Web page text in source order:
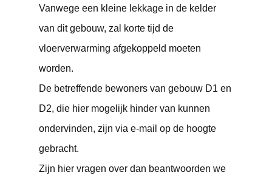
Vanwege een kleine lekkage in de kelder
van dit gebouw, zal korte tijd de
vloerverwarming afgekoppeld moeten
worden.
De betreffende bewoners van gebouw D1 en
D2, die hier mogelijk hinder van kunnen
ondervinden, zijn via e-mail op de hoogte
gebracht.
Zijn hier vragen over dan beantwoorden we